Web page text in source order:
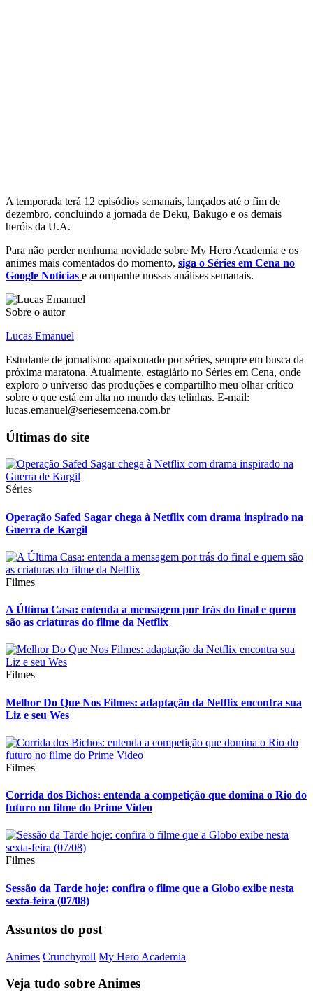
A temporada terá 12 episódios semanais, lançados até o fim de
dezembro, concluindo a jornada de Deku, Bakugo e os demais
heróis da U.A.
Para não perder nenhuma novidade sobre My Hero Academia e os
animes mais comentados do momento, siga o Séries em Cena no
Google Noticias e acompanhe nossas análises semanais.
Sobre o autor
Lucas Emanuel
Estudante de jornalismo apaixonado por séries, sempre em busca da
próxima maratona. Atualmente, estagiário no Séries em Cena, onde
exploro o universo das produções e compartilho meu olhar crítico
sobre o que está em alta no mundo das telinhas. E-mail:
lucas.emanuel@seriesemcena.com.br
Últimas do site
Séries
Operação Safed Sagar chega à Netflix com drama inspirado na
Guerra de Kargil
Filmes
A Última Casa: entenda a mensagem por trás do final e quem
são as criaturas do filme da Netflix
Filmes
Melhor Do Que Nos Filmes: adaptação da Netflix encontra sua
Liz e seu Wes
Filmes
Corrida dos Bichos: entenda a competição que domina o Rio do
futuro no filme do Prime Video
Filmes
Sessão da Tarde hoje: confira o filme que a Globo exibe nesta
sexta-feira (07/08)
Assuntos do post
Animes Crunchyroll My Hero Academia
Veja tudo sobreAnimes